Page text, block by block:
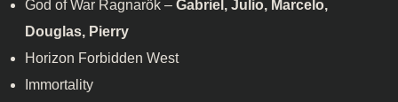
God of War Ragnarök – Gabriel, Julio, Marcelo,
Douglas, Pierry
Horizon Forbidden West
Immortality